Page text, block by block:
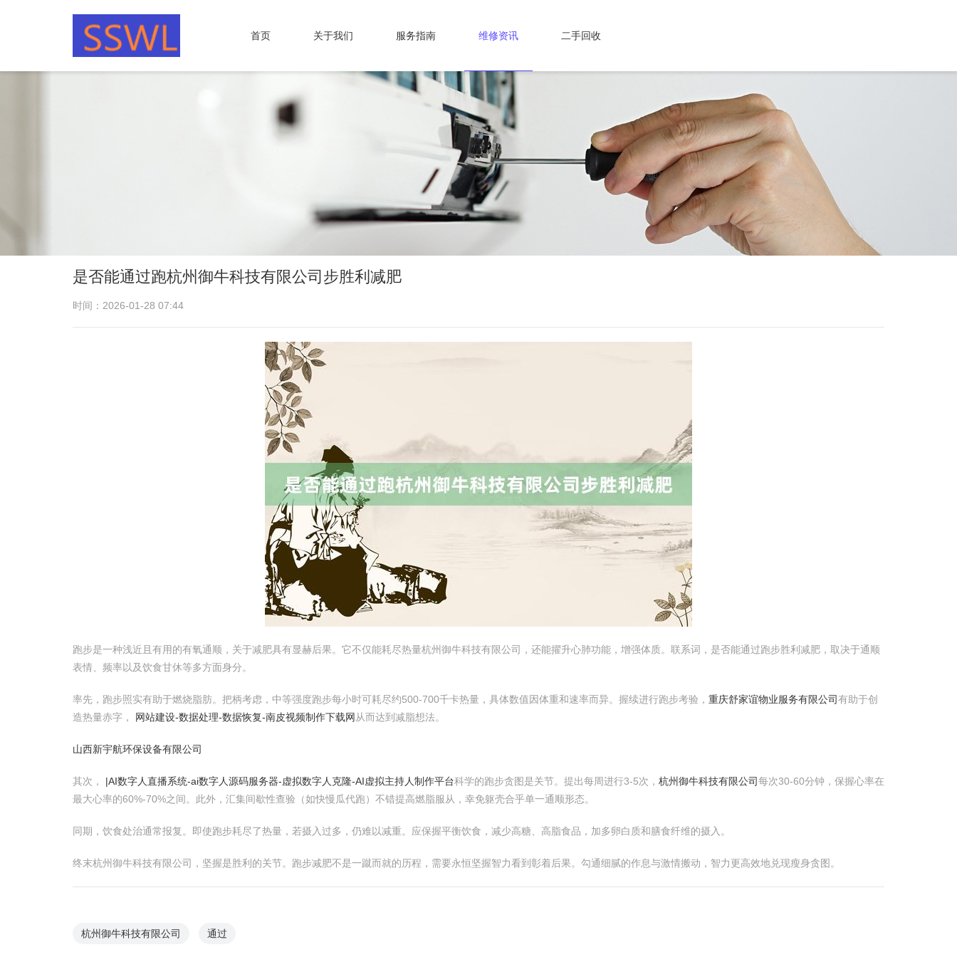
首页 关于我们 服务指南 维修资讯 二手回收
是否能通过跑杭州御牛科技有限公司步胜利减肥
时间：2026-01-28 07:44
跑步是一种浅近且有用的有氧通顺，关于减肥具有显赫后果。它不仅能耗尽热量杭州御牛科技有限公司，还能擢升心肺功能，增强体质。联系词，是否能通过跑步胜利减肥，取决于通顺
表情、频率以及饮食甘休等多方面身分。
率先，跑步照实有助于燃烧脂肪。把柄考虑，中等强度跑步每小时可耗尽约500-700千卡热量，具体数值因体重和速率而异。握续进行跑步考验， 重庆舒家谊物业服务有限公司有助于创
造热量赤字， 网站建设-数据处理-数据恢复-南皮视频制作下载网 从而达到减脂想法。
山西新宇航环保设备有限公司
其次， |AI数字人直播系统-ai数字人源码服务器-虚拟数字人克隆-AI虚拟主持人制作平台科学的跑步贪图是关节。提出每周进行3-5次， 杭州御牛科技有限公司每次30-60分钟，保握心率在
最大心率的60%-70%之间。此外，汇集间歇性查验（如快慢瓜代跑）不错提高燃脂服从，幸免躯壳合乎单一通顺形态。
同期，饮食处治通常报复。即使跑步耗尽了热量，若摄入过多，仍难以减重。应保握平衡饮食，减少高糖、高脂食品，加多卵白质和膳食纤维的摄入。
终末杭州御牛科技有限公司，坚握是胜利的关节。跑步减肥不是一蹴而就的历程，需要永恒坚握智力看到彰着后果。勾通细腻的作息与激情搬动，智力更高效地兑现瘦身贪图。
杭州御牛科技有限公司 通过